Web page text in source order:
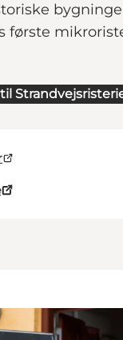
første